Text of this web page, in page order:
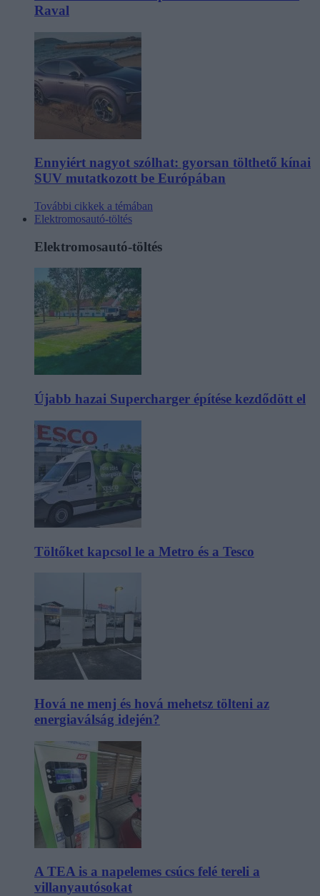
Raval
Ennyiért nagyot szólhat: gyorsan tölthető kínai
SUV mutatkozott be Európában
További cikkek a témában
Elektromosautó-töltés
Elektromosautó-töltés
Újabb hazai Supercharger építése kezdődött el
Töltőket kapcsol le a Metro és a Tesco
Hová ne menj és hová mehetsz tölteni az
energiaválság idején?
A TEA is a napelemes csúcs felé tereli a
villanyautósokat